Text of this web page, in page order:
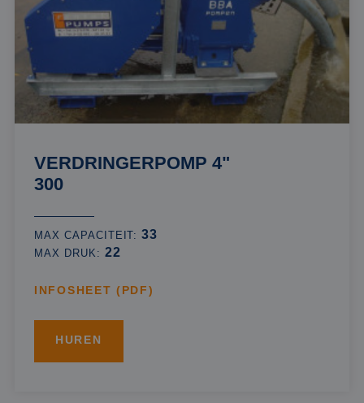
VERDRINGERPOMP 4"
300
MAX CAPACITEIT:33
MAX DRUK: 22
INFOSHEET (PDF)
HUREN